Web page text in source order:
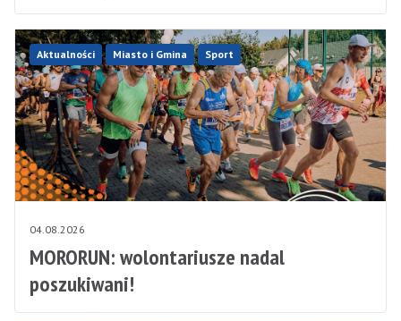
Aktualności Miasto i Gmina Sport
04.08.2026
MORORUN: wolontariusze nadal
poszukiwani!